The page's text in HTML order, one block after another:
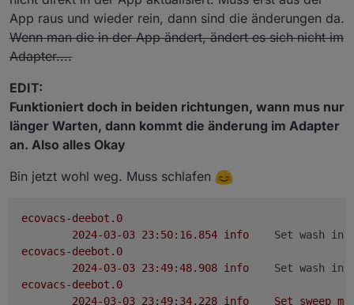
Auswahl stehen?
auto
Die sind da
funktionieren.
Was steht denn im Log wenn du das per Adapter
umschaltest?
App raus und wieder rein, dann sind die änderungen da.
Wenn man die in der App ändert, ändert es sich nicht im
Adapter....
EDIT:
Funktioniert doch in beiden richtungen, wann mus nur
länger Warten, dann kommt die änderung im Adapter
an. Also alles Okay
Bin jetzt wohl weg. Muss schlafen
ecovacs-deebot.0
info
Set wash
ecovacs-deebot.0
info
Set wash
ecovacs-deebot.0
info Set sweep